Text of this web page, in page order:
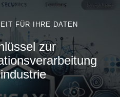
FÜR IHRE DATEN
zur